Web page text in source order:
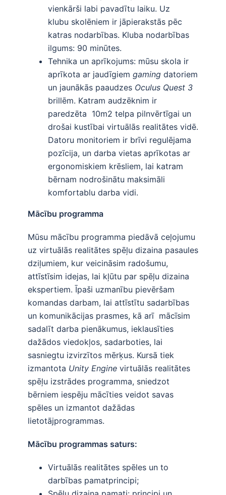
vienkārši labi pavadītu laiku. Uz
klubu skolēniem ir jāpierakstās pēc
katras nodarbības. Kluba nodarbības
ilgums: 90 minūtes.
Tehnika un aprīkojums: mūsu skola ir
aprīkota ar jaudīgiem gaming datoriem
un jaunākās paaudzes Oculus Quest 3
brillēm. Katram audzēknim ir
paredzēta 10m2 telpa pilnvērtīgai un
drošai kustībai virtuālās realitātes vidē.
Datoru monitoriem ir brīvi regulējama
pozīcija, un darba vietas aprīkotas ar
ergonomiskiem krēsliem, lai katram
bērnam nodrošinātu maksimāli
komfortablu darba vidi.
Mācību programma
Mūsu mācību programma piedāvā ceļojumu
uz virtuālās realitātes spēļu dizaina pasaules
dziļumiem, kur veicināsim radošumu,
attīstīsim idejas, lai kļūtu par spēļu dizaina
ekspertiem. Īpaši uzmanību pievēršam
komandas darbam, lai attīstītu sadarbības
un komunikācijas prasmes, kā arī mācīsim
sadalīt darba pienākumus, ieklausīties
dažādos viedokļos, sadarboties, lai
sasniegtu izvirzītos mērķus. Kursā tiek
izmantota Unity Engine virtuālās realitātes
spēļu izstrādes programma, sniedzot
bērniem iespēju mācīties veidot savas
spēles un izmantot dažādas
lietotājprogrammas.
Mācību programmas saturs:
Virtuālās realitātes spēles un to
darbības pamatprincipi;